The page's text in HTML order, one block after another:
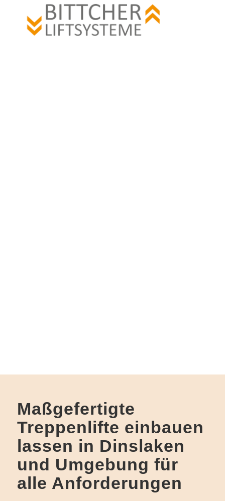
Maßgefertigte
Treppenlifte einbauen
lassen in Dinslaken
und Umgebung für
alle Anforderungen